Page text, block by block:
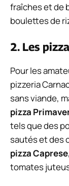
fraîches et de
boulettes de
2. Les
Pour les
pizzeria
sans viande,
pizza
tels que des
sautés et des
pizza Caprese
tomates